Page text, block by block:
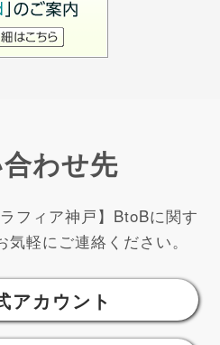
わせ先
フィア神戸】BtoBに関す
軽にご連絡ください。
アカウント